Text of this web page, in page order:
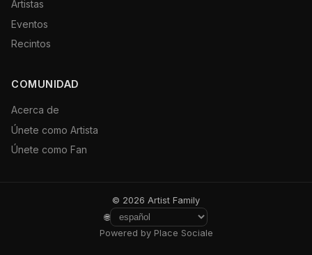
Artistas
Eventos
Recintos
COMUNIDAD
Acerca de
Únete como Artista
Únete como Fan
© 2026 Artist Family
🌐
Powered by Place Sociale